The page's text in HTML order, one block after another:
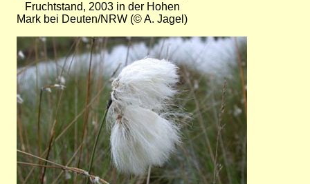
Fruchtstand, 2003 in der Hohen
Mark bei Deuten/NRW (© A. Jagel)
Bild